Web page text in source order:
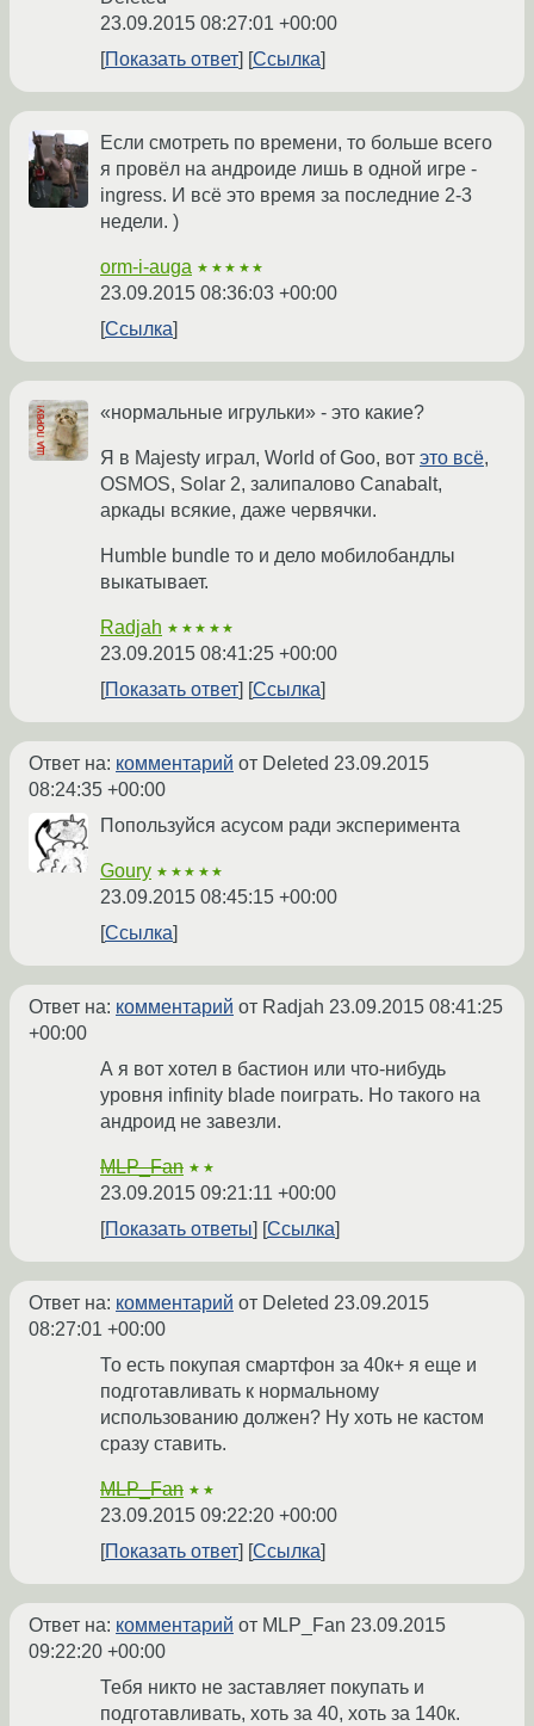
23.09.2015 08:27:01 +00:00
Показать ответ
Ссылка
Если смотреть по времени, то больше всего
я провёл на андроиде лишь в одной игре -
ingress. И всё это время за последние 2-3
недели. )
orm-i-auga ★★★★★
23.09.2015 08:36:03 +00:00
Ссылка
«нормальные игрульки» - это какие?
Я в Majesty играл, World of Goo, вот это всё,
OSMOS, Solar 2, залипалово Canabalt,
аркады всякие, даже червячки.
Humble bundle то и дело мобилобандлы
выкатывает.
Radjah ★★★★★
23.09.2015 08:41:25 +00:00
Показать ответ
Ссылка
Ответ на: комментарий от Deleted 23.09.2015
08:24:35 +00:00
Попользуйся асусом ради эксперимента
Goury ★★★★★
23.09.2015 08:45:15 +00:00
Ссылка
Ответ на: комментарий от Radjah 23.09.2015 08:41:25
+00:00
А я вот хотел в бастион или что-нибудь
уровня infinity blade поиграть. Но такого на
андроид не завезли.
MLP_Fan ★★
23.09.2015 09:21:11 +00:00
Показать ответы
Ссылка
Ответ на: комментарий от Deleted 23.09.2015
08:27:01 +00:00
То есть покупая смартфон за 40к+ я еще и
подготавливать к нормальному
использованию должен? Ну хоть не кастом
сразу ставить.
MLP_Fan ★★
23.09.2015 09:22:20 +00:00
Показать ответ
Ссылка
Ответ на: комментарий от MLP_Fan 23.09.2015
09:22:20 +00:00
Тебя никто не заставляет покупать и
подготавливать, хоть за 40, хоть за 140к.